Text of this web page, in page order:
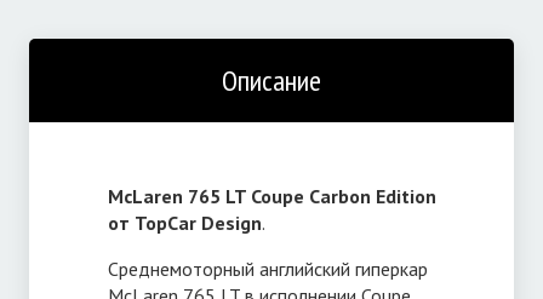
Описание
McLaren 765 LT Coupe Carbon Edition
от TopCar Design.
Среднемоторный английский гиперкар